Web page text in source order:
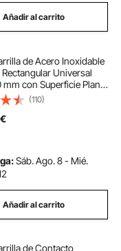
Añadir al carrito
de Acero Inoxidable
Universal
mm con Superficie Plana,
Gas para Barbacoa,
de Cocina Portátiles con
Acero Original
(110)
€
Sáb. Ago. 8 - Mié.
Añadir al carrito
de Contacto